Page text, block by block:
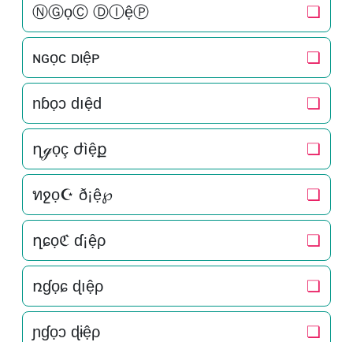
ⓃⒼọⒸ ⒹⒾệⓅ ❏
ɴԍọc ᴅιệᴘ ❏
nɓọɔ dıệd ❏
ղℊọç ժìệք ❏
ทջọ☪ ð¡ệ℘ ❏
ղɕọℭ ɗ¡ệρ ❏
ռɠọɕ ɖıệρ ❏
ɲɠọɔ ɖɨệρ ❏